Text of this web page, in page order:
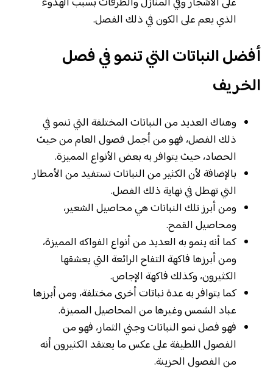
الذي يعم على الكون في ذلك الفصل.
أفضل النباتات التي تنمو في فصل
الخريف
وهناك العديد من النباتات المختلفة التي تنمو في
ذلك الفصل، فهو من أجمل فصول العام من حيث
الحصاد، حيث يتوافر به بعض الأنواع المميزة.
بالإضافة لأن الكثير من النباتات تستفيد من الأمطار
التي تهطل في نهاية ذلك الفصل.
ومن أبرز تلك النباتات هي محاصيل الشعير،
ومحاصيل القمح.
كما أنه ينمو به العديد من أنواع الفواكه المميزة،
ومن أبرزها فاكهة التفاح الرائعة التي يعشقها
الكثيرون، وكذلك فاكهة الإجاص.
كما يتوافر به عدة نباتات أخرى مختلفة، ومن أبرزها
عباد الشمس وغيرها من المحاصيل المميزة.
فهو فصل نمو النباتات وجني الثمار، فهو من
الفصول اللطيفة على عكس ما يعتقد الكثيرون أنه
من الفصول الحزينة.